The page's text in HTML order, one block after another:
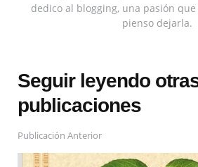
dedico al blogging, una pasión
pienso dejarla.
Seguir leyendo
publicaciones
Publicación Anterior